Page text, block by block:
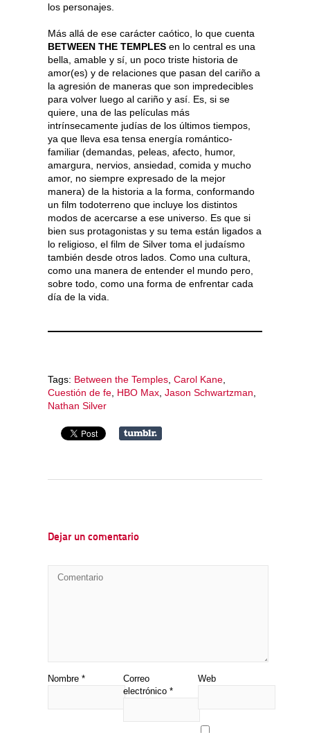
los personajes.
Más allá de ese carácter caótico, lo que cuenta
BETWEEN THE TEMPLES en lo central es una
bella, amable y sí, un poco triste historia de
amor(es) y de relaciones que pasan del cariño a
la agresión de maneras que son impredecibles
para volver luego al cariño y así. Es, si se
quiere, una de las películas más
intrínsecamente judías de los últimos tiempos,
ya que lleva esa tensa energía romántico-
familiar (demandas, peleas, afecto, humor,
amargura, nervios, ansiedad, comida y mucho
amor, no siempre expresado de la mejor
manera) de la historia a la forma, conformando
un film todoterreno que incluye los distintos
modos de acercarse a ese universo. Es que si
bien sus protagonistas y su tema están ligados a
lo religioso, el film de Silver toma el judaísmo
también desde otros lados. Como una cultura,
como una manera de entender el mundo pero,
sobre todo, como una forma de enfrentar cada
día de la vida.
Tags: Between the Temples Carol Kane
Cuestión de fe HBO Max Jason Schwartzman
Nathan Silver
Dejar un comentario
Nombre *
Correo
electrónico *
Web